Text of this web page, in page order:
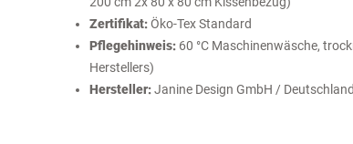
Zertifikat:Öko-Tex Standard
Pflegehinweis:60 °C Maschinenwäsche,
Herstellers)
Hersteller:Janine Design GmbH / Deutschland